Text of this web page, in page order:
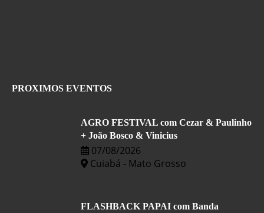
PROXIMOS EVENTOS
AGRO FESTIVAL com Cezar & Paulinho
+ João Bosco & Vinicius
07/08/2026
Cuiabá - Mato Grosso
FLASHBACK PAPAI com Banda